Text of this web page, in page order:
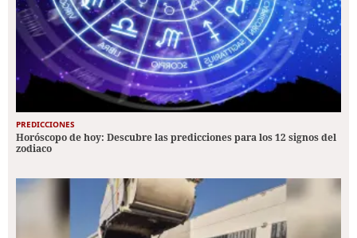
PREDICCIONES
Horóscopo de hoy: Descubre las predicciones para los 12 signos del
zodiaco